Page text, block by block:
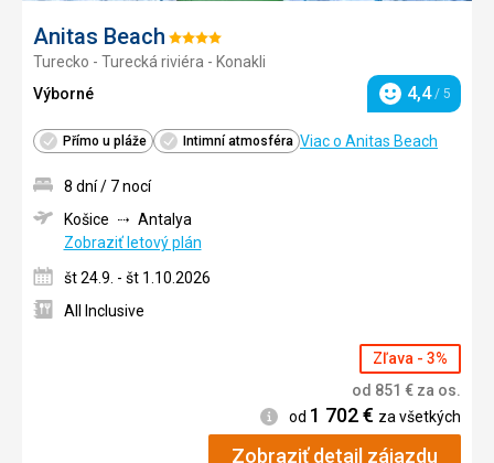
Anitas Beach Hodnotenie:
4/5
Turecko - Turecká riviéra - Konakli
Výborné
Hodnotenie
4,4/ 5
Přímo u pláže Intimní atmosféra Viac o Anitas Beach
8 dní / 7 nocí
Košice
Antalya
Zobraziť letový plán
št 24.9. - št 1.10.2026
All Inclusive
Zľava - 3%
od 851 € za os.
Informácie
od 1 702€ za všetkých
Zobraziť detail zájazdu